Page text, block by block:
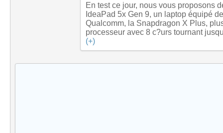
En test ce jour, nous vous proposons
IdeaPad 5x Gen 9, un laptop équipé
Qualcomm, la Snapdragon X Plus,
processeur avec 8 c?urs tournant
(+)